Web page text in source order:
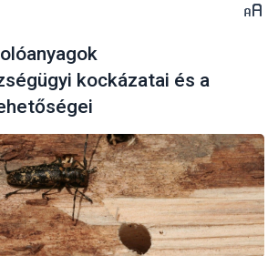
kockázatai és a